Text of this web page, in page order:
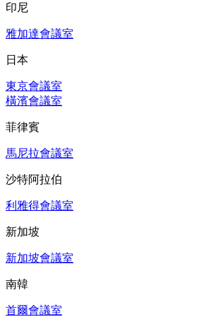
印尼
雅加達會議室
日本
東京會議室
橫濱會議室
菲律賓
馬尼拉會議室
沙特阿拉伯
利雅得會議室
新加坡
新加坡會議室
南韓
首爾會議室